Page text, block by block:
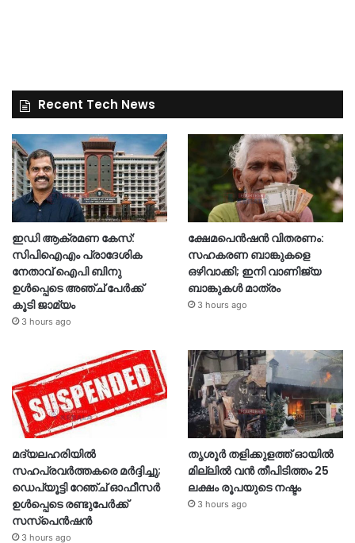
Recent Tech News
ഇഡി ആക്രമണ കേസ്:
സിപിഐഎം പ്രാദേശിക
നേതാവ് ഐപി ബിനു
ഉൾപ്പെടെ അഞ്ച് പേർക്ക്
കൂടി ജാമ്യം
3 hours ago
ക്ഷേമപെൻഷൻ വിതരണം:
സഹകരണ ബാങ്കുകളെ
ഒഴിവാക്കി; ഇനി വാണിജ്യ
ബാങ്കുകൾ മാത്രം
3 hours ago
മദ്യലഹരിയിൽ
സഹപ്രവർത്തകരെ മർദ്ദിച്ചു;
ഡെപ്യൂട്ടി റേഞ്ച് ഓഫീസർ
ഉൾപ്പെടെ രണ്ടുപേർക്ക്
സസ്‌പെൻഷൻ
3 hours ago
തൃശൂര്‍ തളിക്കുളത്ത് ഓയില്‍
മില്ലില്‍ വൻ തീപിടിത്തം 25
ലക്ഷം രൂപയുടെ നഷ്ടം
3 hours ago